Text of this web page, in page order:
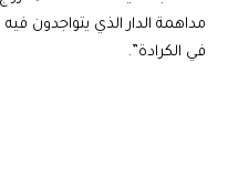
مداهمة الدار الذي يتواجدون
في الكرادة”.